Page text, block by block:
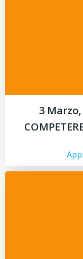
3 Marzo,